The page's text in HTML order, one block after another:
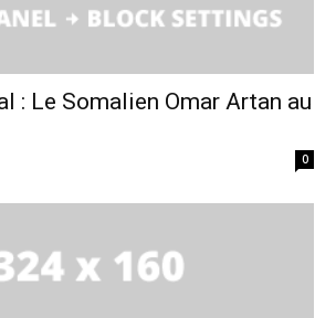
: Le Somalien Omar Artan au
0